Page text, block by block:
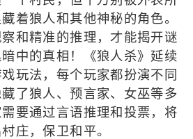
着狼人和其他神秘的角色。
和精准的推理，才能揭开谜
中的真相！《狼人杀》延续
玩法，每个玩家都扮演不同
了狼人、预言家、女巫等多
要通过言语推理和投票，将
庄，保卫和平。